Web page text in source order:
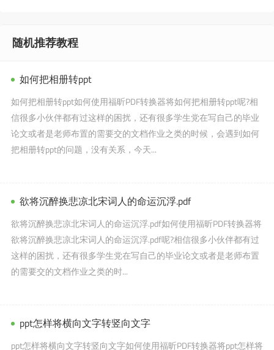
随机推荐教程
如何把相册转ppt
如何把相册转ppt如何使用福昕PDF转换器将如何把相册转ppt呢?相
信很多小伙伴都有过这样的困扰，还有很多学生党在写自己的毕业
论文或者是老师布置的需要交的文档作业之类的时候，会遇到如何
把相册转ppt的问题，没有关系，今天...
欲将沉醉换悲凉北宋词人的命运沉浮.pdf
欲将沉醉换悲凉北宋词人的命运沉浮.pdf如何使用福昕PDF转换器将
欲将沉醉换悲凉北宋词人的命运沉浮.pdf呢?相信很多小伙伴都有过
这样的困扰，还有很多学生党在写自己的毕业论文或者是老师布置
的需要交的文档作业之类的时...
ppt怎样将横向文字转竖向文字
ppt怎样将横向文字转竖向文字如何使用福昕PDF转换器将ppt怎样将